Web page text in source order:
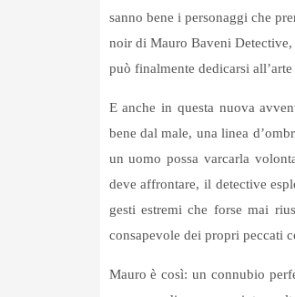
sanno bene i personaggi che
noir di Mauro Baveni
può finalmente dedicarsi
E anche in questa nuova
bene dal male, una linea
un uomo possa varcarla
deve affrontare, il detective
gesti estremi che forse mai
consapevole dei propri peccati
Mauro è così: un connubio